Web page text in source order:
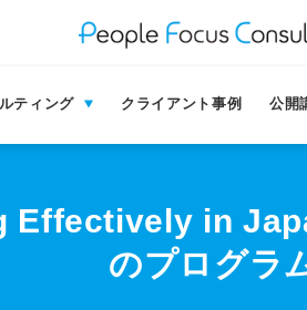
ティング クライアント事例 公開
in
のプログラ